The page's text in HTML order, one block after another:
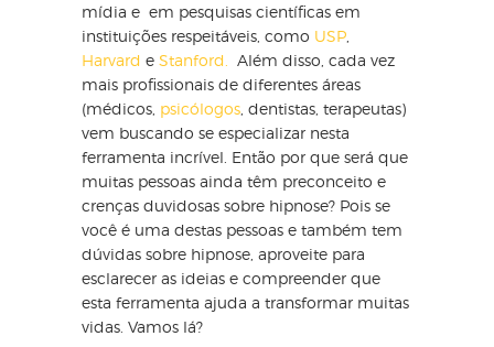
mídia e em pesquisas científicas em
instituições respeitáveis, como USP
Harvard e Stanford.
Além disso, cada vez
mais profissionais de diferentes áreas
(médicos, psicólogos , dentistas, terapeutas)
vem buscando se especializar nesta
ferramenta incrível. Então por que será que
muitas pessoas ainda têm preconceito e
crenças duvidosas sobre hipnose? Pois se
você é uma destas pessoas e também tem
dúvidas sobre hipnose, aproveite para
esclarecer as ideias e compreender que
esta ferramenta ajuda a transformar muitas
vidas. Vamos lá?